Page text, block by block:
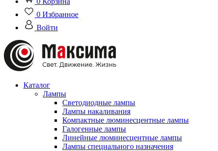
0 Избранное
Войти
Каталог
Лампы
Светодиодные лампы
Лампы накаливания
Компактные люминесцентные лампы
Галогенные лампы
Линейные люминесцентные лампы
Лампы специального назначения